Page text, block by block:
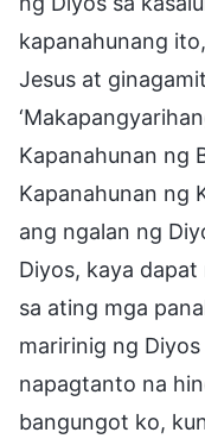
kapanahunang
Jesus at
Kapanahunan ng
Kapanahunan ng
ang ngalan ng
Diyos, kaya
sa ating mga
maririnig ng
napagtanto na
bangungot ko,